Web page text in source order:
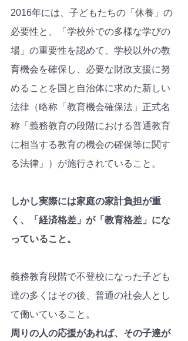
2016年には、子どもたちの「休養」の
必要性と、「学校外での多様な学びの
場」の重要性を認めて、学校以外の教
育機会を確保し、必要な財政支援に努
めることを国と自治体に求めた新しい
法律（略称「教育機会確保法」正式名
称「義務教育の段階における普通教育
に相当する教育の機会の確保等に関す
る法律」）が施行されていること。
しかし実際には家庭の家計負担が重
く、「経済格差」が「教育格差」にな
っていること。
義務教育段階で不登校になった子ども
達の多くはその後、普通の社会人とし
て働いていること。
周りの人の応援があれば、その子達が